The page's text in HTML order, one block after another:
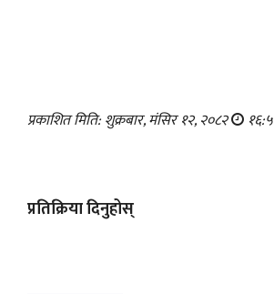
प्रकाशित मिति: शुक्रबार, मंसिर १२, २०८२
प्रतिक्रिया दिनुहोस्